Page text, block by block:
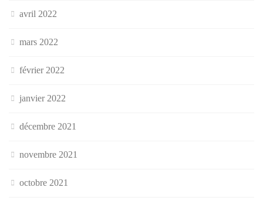
avril 2022
mars 2022
février 2022
janvier 2022
décembre 2021
novembre 2021
octobre 2021